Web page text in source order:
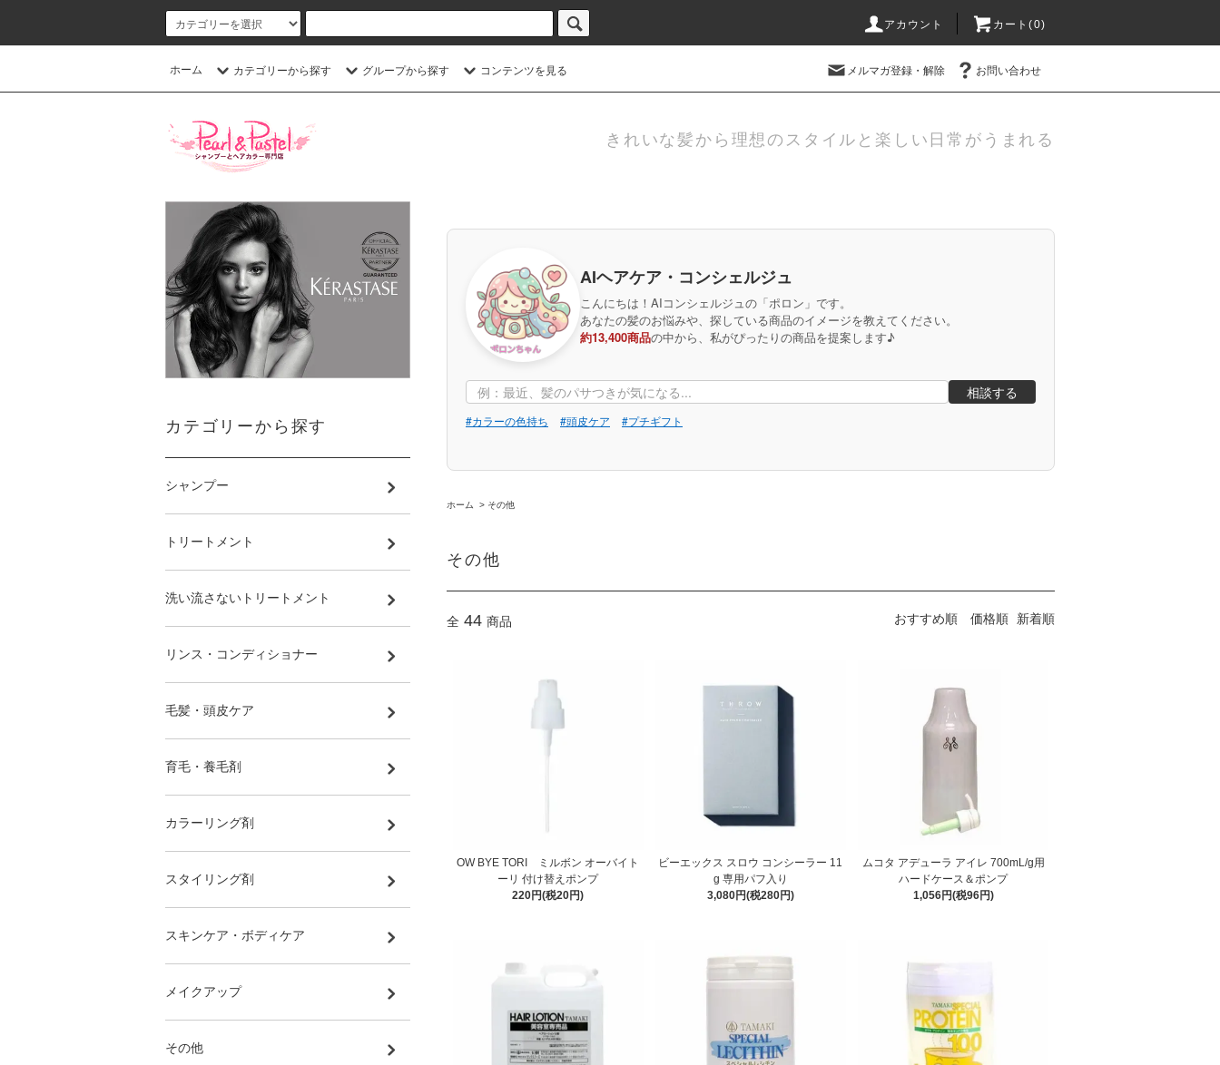
アカウント カート(0)
ホーム カテゴリーから探す グループから探す コンテンツを見る メルマガ登録・解除 お問い合わせ
きれいな髪から理想のスタイルと楽しい日常がうまれる
AIヘアケア・コンシェルジュ
こんにちは！AIコンシェルジュの「ポロン」です。
あなたの髪のお悩みや、探している商品のイメージを教えてください。
約13,400商品の中から、私がぴったりの商品を提案します♪
相談する
#カラーの色持ち #頭皮ケア #プチギフト
ホーム > その他
その他
全 44 商品 おすすめ順 価格順 新着順
OW BYE TORI ミルボン オーバイト
ーリ 付け替えポンプ
220円(税20円)
ビーエックス スロウ コンシーラー 11
g 専用パフ入り
3,080円(税280円)
ムコタ アデューラ アイレ 700mL/g用
ハードケース＆ポンプ
1,056円(税96円)
カテゴリーから探す
シャンプー
トリートメント
洗い流さないトリートメント
リンス・コンディショナー
毛髪・頭皮ケア
育毛・養毛剤
カラーリング剤
スタイリング剤
スキンケア・ボディケア
メイクアップ
その他